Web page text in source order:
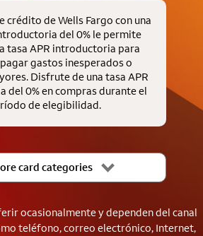
crédito de Wells Fargo con una
del 0% le permite
tasa APR introductoria para
gastos inesperados o
Disfrute de una tasa APR
del 0% en compras durante el
de elegibilidad.
card categories
ocasionalmente y dependen del canal
teléfono, correo electrónico, Internet,